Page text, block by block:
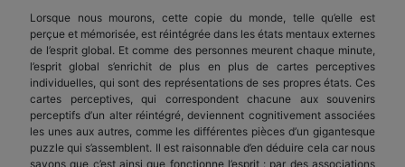
Lorsque nous mourons, cette copie du monde, telle qu’elle est
perçue et mémorisée, est réintégrée dans les états mentaux externes
de l’esprit global. Et comme des personnes meurent chaque minute,
l’esprit global s’enrichit de plus en plus de cartes perceptives
individuelles, qui sont des représentations de ses propres états. Ces
cartes perceptives, qui correspondent chacune aux souvenirs
perceptifs d’un alter réintégré, deviennent cognitivement associées
les unes aux autres, comme les différentes pièces d’un gigantesque
puzzle qui s’assemblent. Il est raisonnable d’en déduire cela car nous
savons que c’est ainsi que fonctionne l’esprit : par des associations